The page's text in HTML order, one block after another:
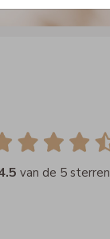
van de 5 sterren